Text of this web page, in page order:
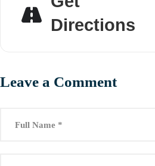
Directions
Leave a Comment